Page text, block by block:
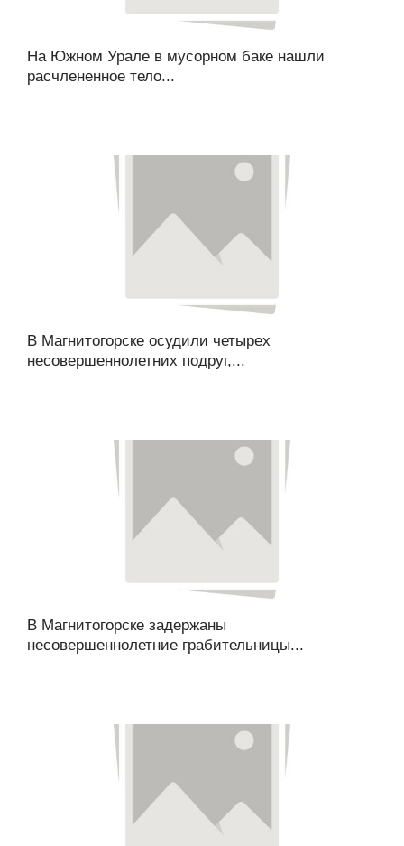
На Южном Урале в мусорном баке нашли
расчлененное тело...
В Магнитогорске осудили четырех
несовершеннолетних подруг,...
В Магнитогорске задержаны
несовершеннолетние грабительницы...